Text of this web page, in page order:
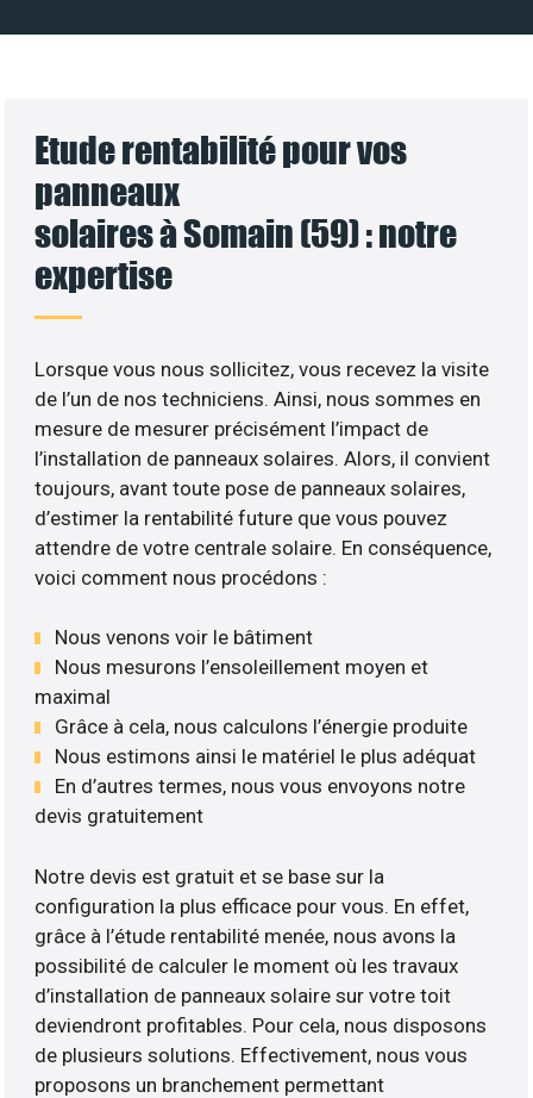
Etude rentabilité pour vos
panneaux
solaires à Somain (59) : notre
expertise
Lorsque vous nous sollicitez, vous recevez la visite
de l’un de nos techniciens. Ainsi, nous sommes en
mesure de mesurer précisément l’impact de
l’installation de panneaux solaires. Alors, il convient
toujours, avant toute pose de panneaux solaires,
d’estimer la rentabilité future que vous pouvez
attendre de votre centrale solaire. En conséquence,
voici comment nous procédons :
Nous venons voir le bâtiment
Nous mesurons l’ensoleillement moyen et
maximal
Grâce à cela, nous calculons l’énergie produite
Nous estimons ainsi le matériel le plus adéquat
En d’autres termes, nous vous envoyons notre
devis gratuitement
Notre devis est gratuit et se base sur la
configuration la plus efficace pour vous. En effet,
grâce à l’étude rentabilité menée, nous avons la
possibilité de calculer le moment où les travaux
d’installation de panneaux solaire sur votre toit
deviendront profitables. Pour cela, nous disposons
de plusieurs solutions. Effectivement, nous vous
proposons un branchement permettant